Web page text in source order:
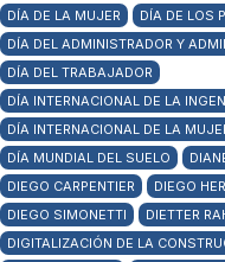
DÍA DE LA MUJER
DÍA DE LOS
DÍA DEL ADMINISTRADOR Y
DÍA DEL TRABAJADOR
DÍA INTERNACIONAL DE LA
DÍA INTERNACIONAL DE LA
DÍA MUNDIAL DEL SUELO
DIEGO CARPENTIER
DIEGO
DIEGO SIMONETTI
DIETTER
DIGITALIZACIÓN DE LA